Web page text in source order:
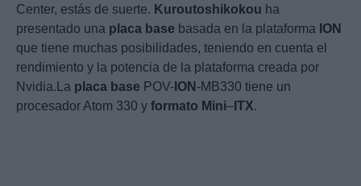
Center, estás de suerte. Kuroutoshikokou ha
presentado una placa base basada en la plataforma ION
que tiene muchas posibilidades, teniendo en cuenta el
rendimiento y la potencia de la plataforma creada por
Nvidia.La placa base POV- ION -MB330 tiene un
procesador Atom 330 y formato Mini– ITX.